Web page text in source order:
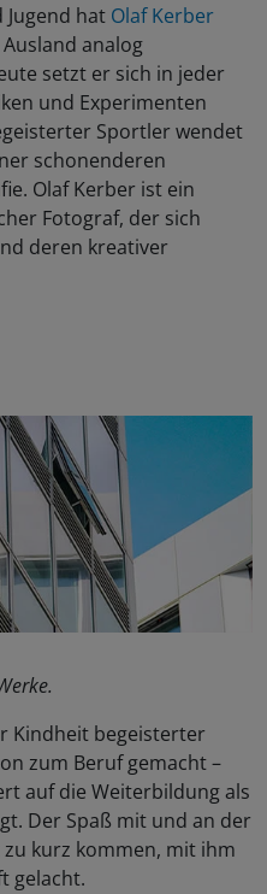
hat Olaf Kerber
analog
setzt er sich in jeder
und Experimenten
Sportler wendet
schonenderen
Olaf Kerber ist ein
Fotograf, der sich
deren kreativer
Kindheit begeisterter
zum Beruf gemacht –
auf die Weiterbildung als
Der Spaß mit und an der
kurz kommen, mit ihm
gelacht.